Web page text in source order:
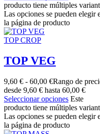
producto tiene múltiples
Las opciones se pueden elegir
la página de producto
TOP CROP
TOP VEG
9,60 € - 60,00 €Rango de
desde 9,60 € hasta 60,00 €
Seleccionar opciones Este
producto tiene múltiples
Las opciones se pueden elegir
la página de producto